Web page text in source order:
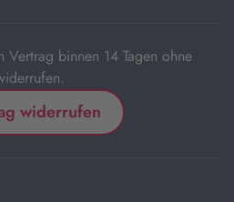
Vertrag binnen 14 Tagen ohne
widerrufen